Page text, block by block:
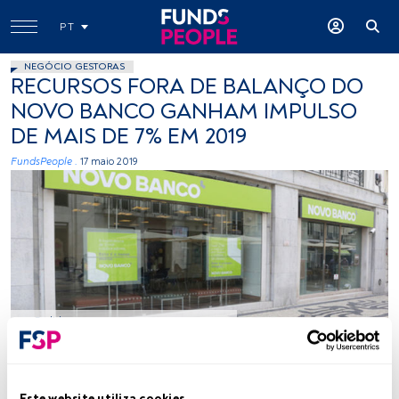
PT
NEGÓCIO GESTORAS
RECURSOS FORA DE BALANÇO DO
NOVO BANCO GANHAM IMPULSO
DE MAIS DE 7% EM 2019
FundsPeople . 17 maio 2019
Cedida
Tempo de leitura: 1 min.